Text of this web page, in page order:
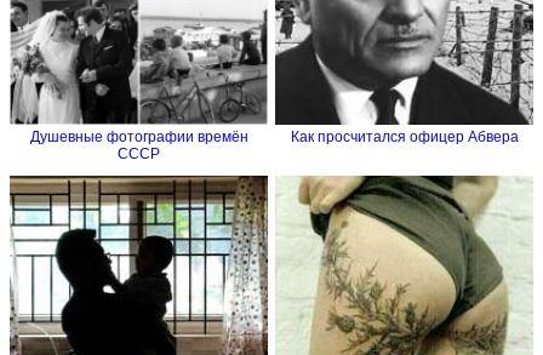
Душевные фотографии времён
СССР
Как просчитался офицер Абвера